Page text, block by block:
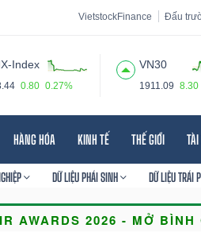
VietstockFinance Đấu
Index
0.80 0.27%
VN30
1911.09 8.30
HÀNG HÓA KINH TẾ THẾ GIỚI
DỮ LIỆU PHÁI SINH DỮ LIỆU TRÁI